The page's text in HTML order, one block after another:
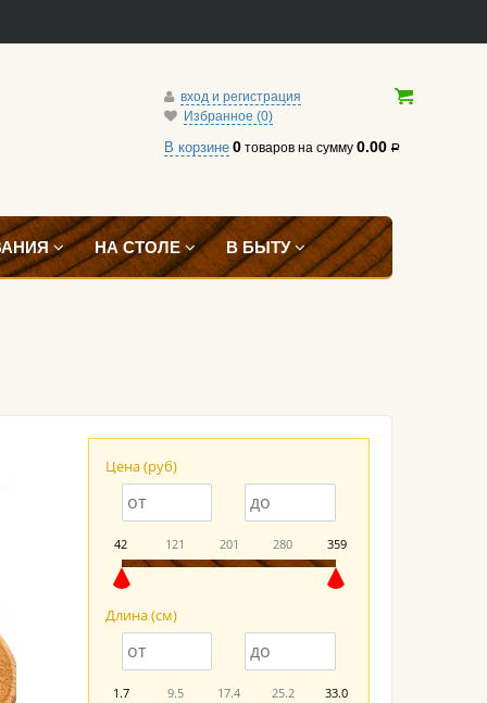
вход и регистрация
Избранное (0)
В корзине 0 товаров на сумму 0.00 Р
НА СТОЛЕ В БЫТУ
Цена (руб)
42 121 201 280 359
Длина (см)
1.7 9.5 17.4 25.2 33.0